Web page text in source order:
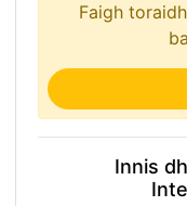
Faigh
Innis